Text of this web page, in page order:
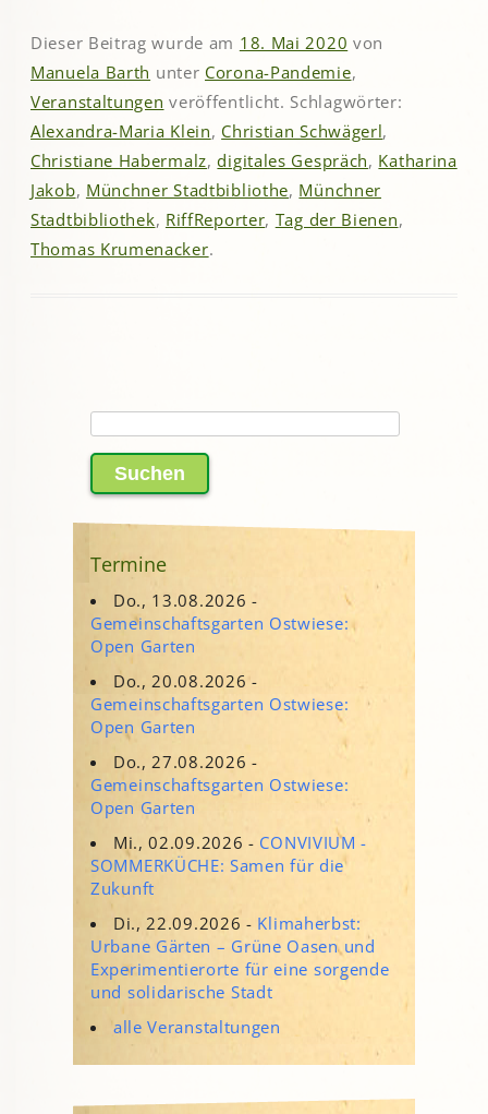
Dieser Beitrag wurde am 18. Mai 2020 von
Manuela Barth unter Corona-Pandemie,
Veranstaltungen veröffentlicht. Schlagwörter:
Alexandra-Maria Klein, Christian Schwägerl,
Christiane Habermalz,digitales Gespräch, Katharina
Jakob, Münchner Stadtbibliothe, Münchner
Stadtbibliothek, RiffReporter, Tag der Bienen,
Thomas Krumenacker.
nach:
Termine
Do., 13.08.2026 -
Gemeinschaftsgarten Ostwiese:
Open Garten
Do., 20.08.2026 -
Gemeinschaftsgarten Ostwiese:
Open Garten
Do., 27.08.2026 -
Gemeinschaftsgarten Ostwiese:
Open Garten
Mi., 02.09.2026 - CONVIVIUM -
SOMMERKÜCHE: Samen für die
Zukunft
Di., 22.09.2026 - Klimaherbst:
Urbane Gärten – Grüne Oasen und
Experimentierorte für eine sorgende
und solidarische Stadt
alle Veranstaltungen